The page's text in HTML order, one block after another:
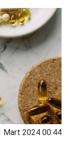
Mart 2024 00:44